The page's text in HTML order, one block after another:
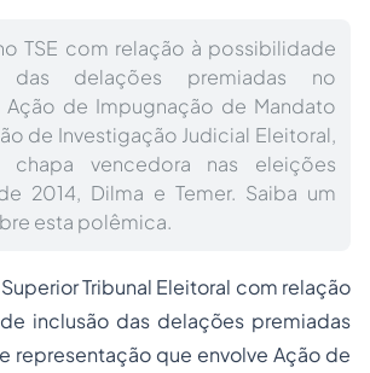
TSE com relação à possibilidade
delações premiadas no
de Impugnação de Mandato
de Investigação Judicial Eleitoral,
chapa vencedora nas eleições
2014, Dilma e Temer. Saiba um
esta polêmica.
Tribunal Eleitoral com relação
inclusão das delações premiadas
representação que envolve Ação de